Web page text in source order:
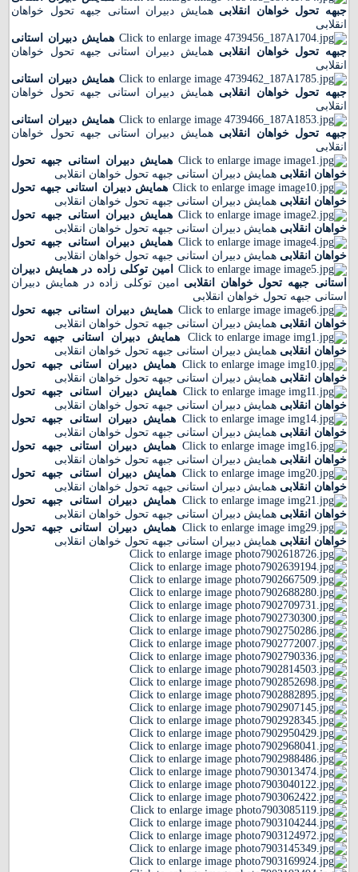
جبهه تحول خواهان انقلابیهمایش دبیران استانی جبهه تحول خواهان
انقلابی
همایش دبیران استانی
جبهه تحول خواهان انقلابیهمایش دبیران استانی جبهه تحول خواهان
انقلابی
همایش دبیران استانی
جبهه تحول خواهان انقلابیهمایش دبیران استانی جبهه تحول خواهان
انقلابی
همایش دبیران استانی
جبهه تحول خواهان انقلابیهمایش دبیران استانی جبهه تحول خواهان
انقلابی
همایش دبیران استانی جبهه تحول
خواهان انقلابیهمایش دبیران استانی جبهه تحول خواهان انقلابی
همایش دبیران استانی جبهه تحول
خواهان انقلابی همایش دبیران استانی جبهه تحول خواهان انقلابی
همایش دبیران استانی جبهه تحول
خواهان انقلابی همایش دبیران استانی جبهه تحول خواهان انقلابی
همایش دبیران استانی جبهه تحول
خواهان انقلابی همایش دبیران استانی جبهه تحول خواهان انقلابی
امین توکلی زاده در همایش دبیران
استانی جبهه تحول خواهان انقلابی
امین توکلی زاده در همایش دبیران
استانی جبهه تحول خواهان انقلابی
همایش دبیران استانی جبهه تحول
خواهان انقلابی همایش دبیران استانی جبهه تحول خواهان انقلابی
همایش دبیران استانی جبهه تحول
خواهان انقلابی همایش دبیران استانی جبهه تحول خواهان انقلابی
همایش دبیران استانی جبهه تحول
خواهان انقلابی همایش دبیران استانی جبهه تحول خواهان انقلابی
همایش دبیران استانی جبهه تحول
خواهان انقلابی همایش دبیران استانی جبهه تحول خواهان انقلابی
همایش دبیران استانی جبهه تحول
خواهان انقلابی همایش دبیران استانی جبهه تحول خواهان انقلابی
همایش دبیران استانی جبهه تحول
خواهان انقلابی همایش دبیران استانی جبهه تحول خواهان انقلابی
همایش دبیران استانی جبهه تحول
خواهان انقلابی همایش دبیران استانی جبهه تحول خواهان انقلابی
همایش دبیران استانی جبهه تحول
خواهان انقلابی همایش دبیران استانی جبهه تحول خواهان انقلابی
همایش دبیران استانی جبهه تحول
خواهان انقلابی همایش دبیران استانی جبهه تحول خواهان انقلابی